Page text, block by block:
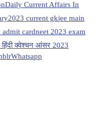
Daily Current Affairs In
current gkjee main
cardneet 2023 exam
क्वेश्चन आंसर 2023
Whatsapp